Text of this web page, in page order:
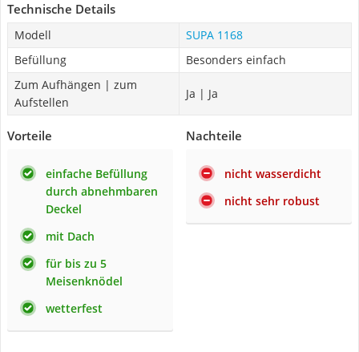
Technische Details
Modell
SUPA 1168
Befüllung
Besonders einfach
Zum Aufhängen | zum
Aufstellen
Ja | Ja
Vorteile
einfache Befüllung
durch abnehmbaren
Deckel
mit Dach
für bis zu 5
Meisenknödel
wetterfest
Nachteile
nicht wasserdicht
nicht sehr robust